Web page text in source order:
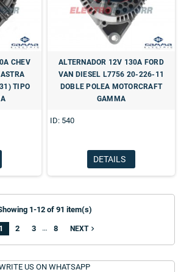
US ON WHATSAPP
CHEV
TIPO
ALTERNADOR 12V 130A FORD
VAN DIESEL L7756 20-226-11
DOBLE POLEA MOTORCRAFT
GAMMA
ID: 540
DETAILS
1-12 of 91 item(s)
1 2 3 … 8 NEXTnavigate_next